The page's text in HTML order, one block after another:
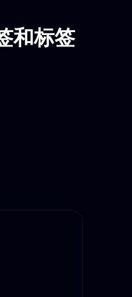
和标签